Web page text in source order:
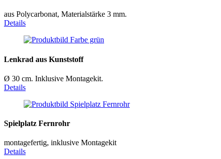
aus Polycarbonat, Materialstärke 3 mm.
Details
Lenkrad aus Kunststoff
Ø 30 cm. Inklusive Montagekit.
Details
Spielplatz Fernrohr
montagefertig, inklusive Montagekit
Details